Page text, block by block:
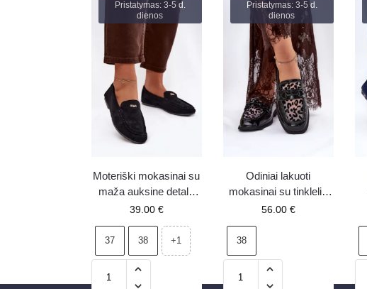
Pristatymas: 3-5 d.
dienos
Moteriški mokasinai su
maža auksine detale
juodi Sarivelle
39.00 €
37 38 +1
Pristatymas: 3-5 d.
dienos
Odiniai lakuoti
mokasinai su tinkleliu
Vinceza 31931 juodi
56.00 €
38